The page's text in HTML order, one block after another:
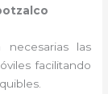
las
facilitando